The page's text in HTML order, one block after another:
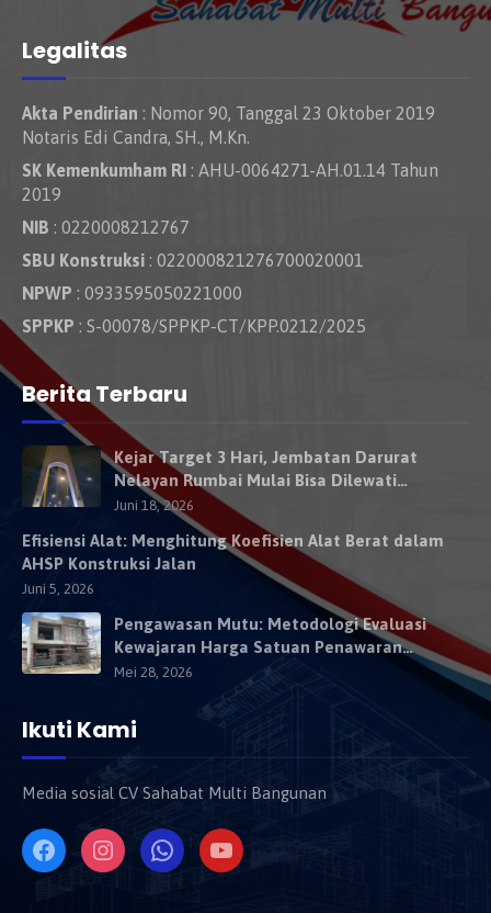
Legalitas
Akta Pendirian : Nomor 90, Tanggal 23 Oktober 2019
Notaris Edi Candra, SH., M.Kn.
SK Kemenkumham RI : AHU-0064271-AH.01.14 Tahun
2019
NIB : 0220008212767
SBU Konstruksi : 022000821276700020001
NPWP : 0933595050221000
SPPKP : S-00078/SPPKP-CT/KPP.0212/2025
Berita Terbaru
Kejar Target 3 Hari, Jembatan Darurat
Nelayan Rumbai Mulai Bisa Dilewati
Kendaraan Besok
Juni 18, 2026
Efisiensi Alat: Menghitung Koefisien Alat Berat dalam
AHSP Konstruksi Jalan
Juni 5, 2026
Pengawasan Mutu: Metodologi Evaluasi
Kewajaran Harga Satuan Penawaran
Kontraktor
Mei 28, 2026
Ikuti Kami
Media sosial CV Sahabat Multi Bangunan